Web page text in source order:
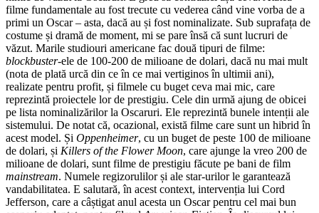
filme fundamentale au fost trecute cu vederea când vine vorba de a
primi un Oscar – asta, dacă au și fost nominalizate. Sub suprafața de
costume și dramă de moment, mi se pare însă că sunt lucruri de
văzut. Marile studiouri americane fac două tipuri de filme:
blockbuster-ele de 100-200 de milioane de dolari, dacă nu mai mult
(nota de plată urcă din ce în ce mai vertiginos în ultimii ani),
realizate pentru profit, și filmele cu buget ceva mai mic, care
reprezintă proiectele lor de prestigiu. Cele din urmă ajung de obicei
pe lista nominalizărilor la Oscaruri. Ele reprezintă bunele intenții ale
sistemului. De notat că, ocazional, există filme care sunt un hibrid în
acest model. Și Oppenheimer, cu un buget de peste 100 de milioane
de dolari, și Killers of the Flower Moon, care ajunge la vreo 200 de
milioane de dolari, sunt filme de prestigiu făcute pe bani de film
mainstream. Numele regizorulilor și ale star-urilor le garantează
vandabilitatea. E salutară, în acest context, intervenția lui Cord
Jefferson, care a câștigat anul acesta un Oscar pentru cel mai bun